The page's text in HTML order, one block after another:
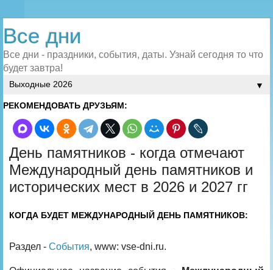
Все дни
Все дни - праздники, события, даты. Узнай сегодня то что
будет завтра!
▼
РЕКОМЕНДОВАТЬ ДРУЗЬЯМ:
День памятников - когда отмечают
Международный день памятников и
исторических мест в 2026 и 2027 гг
КОГДА БУДЕТ МЕЖДУНАРОДНЫЙ ДЕНЬ ПАМЯТНИКОВ:
Раздел - События, www: vse-dni.ru.